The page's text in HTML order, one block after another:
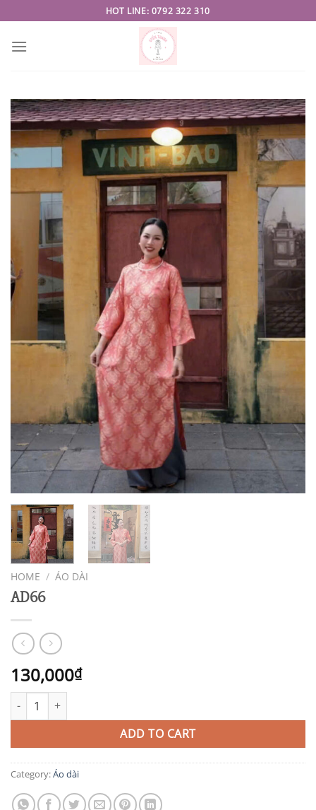
to
content
HOT LINE: 0792 322 310
HOME / ÁO DÀI
AD66
130,000₫
AD66 quantity
ADD TO CART
Category:Áo dài